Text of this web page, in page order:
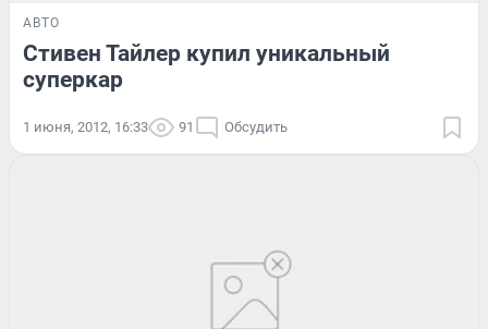
АВТО
Стивен Тайлер купил уникальный
суперкар
1 июня, 2012, 16:33 91 Обсудить